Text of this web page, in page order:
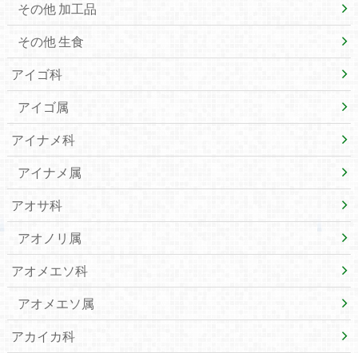
その他 加工品
その他 生食
アイゴ科
アイゴ属
アイナメ科
アイナメ属
アオサ科
アオノリ属
アオメエソ科
アオメエソ属
アカイカ科